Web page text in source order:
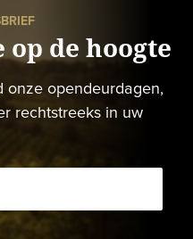
de hoogte
onze opendeurdagen,
rechtstreeks in uw